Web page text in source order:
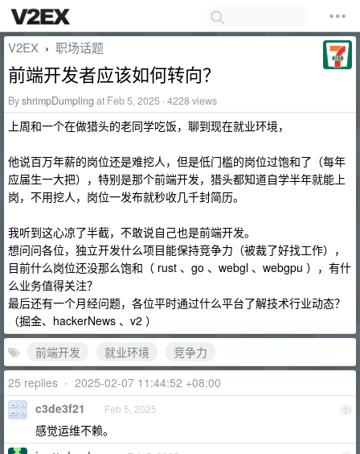
V2EX › 职场话题
前端开发者应该如何转向？
ByshrimpDumpling at Feb 5, 2025 · 4228 views
上周和一个在做猎头的老同学吃饭，聊到现在就业环境，
他说百万年薪的岗位还是难挖人，但是低门槛的岗位过饱和了（每年
应届生一大把），特别是那个前端开发，猎头都知道自学半年就能上
岗，不用挖人，岗位一发布就秒收几千封简历。
我听到这心凉了半截，不敢说自己也是前端开发。
想问问各位，独立开发什么项目能保持竞争力（被裁了好找工作），
目前什么岗位还没那么饱和（ rust 、go 、webgl 、webgpu ），有什
么业务值得关注？
最后还有一个月经问题，各位平时通过什么平台了解技术行业动态？
（掘金、hackerNews 、v2 ）
前端开发
就业环境
竞争力
25 replies • 2025-02-07 11:44:52 +08:00
1
c3de3f21 Feb 5, 2025
感觉运维不赖。